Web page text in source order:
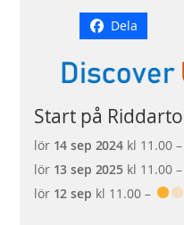
Dela
Start på
lör 14 sep 2024kl 11.00 –
lör 13 sep 2025kl 11.00 –
lör 12 sep kl 11.00 –